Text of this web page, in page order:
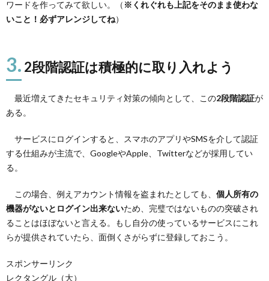
ワードを作ってみて欲しい。（ ※くれぐれも上記をそのまま使わな
いこと！必ずアレンジしてね）
3. 2段階認証は積極的に取り入れよう
最近増えてきたセキュリティ対策の傾向として、この2段階認証が
ある。
サービスにログインすると、スマホのアプリやSMSを介して認証
する仕組みが主流で、GoogleやApple、Twitterなどが採用してい
る。
この場合、例えアカウント情報を盗まれたとしても、 個人所有の
機器がないとログイン出来ないため、完璧ではないものの突破され
ることはほぼないと言える。もし自分の使っているサービスにこれ
らが提供されていたら、面倒くさがらずに登録しておこう。
スポンサーリンク
レクタングル（大）